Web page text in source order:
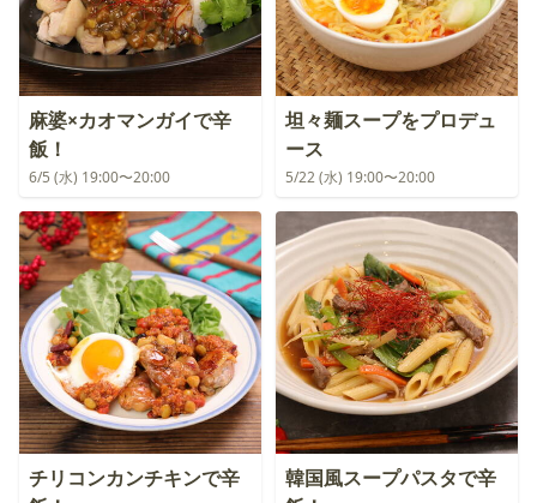
麻婆×カオマンガイで辛
飯！
6/5 (水) 19:00〜20:00
坦々麺スープをプロデュ
ース
5/22 (水) 19:00〜20:00
チリコンカンチキンで辛
韓国風スープパスタで辛